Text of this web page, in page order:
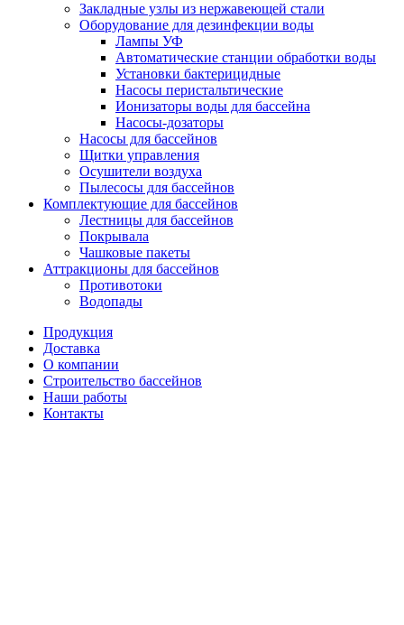
Закладные узлы из нержавеющей стали
Оборудование для дезинфекции воды
Лампы УФ
Автоматические станции обработки воды
Установки бактерицидные
Насосы перистальтические
Ионизаторы воды для бассейна
Насосы-дозаторы
Насосы для бассейнов
Щитки управления
Осушители воздуха
Пылесосы для бассейнов
Комплектующие для бассейнов
Лестницы для бассейнов
Покрывала
Чашковые пакеты
Аттракционы для бассейнов
Противотоки
Водопады
Продукция
Доставка
О компании
Строительство бассейнов
Наши работы
Контакты